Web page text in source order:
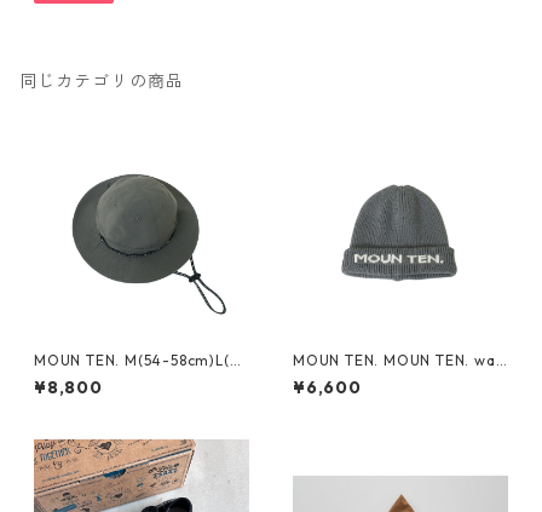
同じカテゴリの商品
MOUN TEN. M(54-58cm)L(~6
0cm) reversible adventure
hat (re-nylon) [MA78-1957
¥8,800
MOUN TEN. MOUN TEN. wat
ch cap [MA74-1958a]
¥6,600